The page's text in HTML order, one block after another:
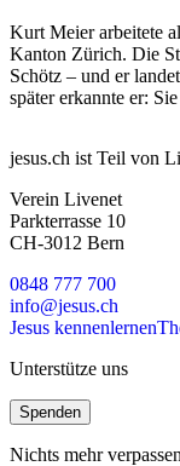
Kurt Meier arbeitete
Kanton Zürich. Die
Schötz – und er
später erkannte er:
jesus.ch ist Teil von
Verein Livenet
Parkterrasse 10
CH-3012 Bern
0848 777 700
info@jesus.ch
Jesus kennenlernen
Unterstütze uns
Spenden
Nichts mehr